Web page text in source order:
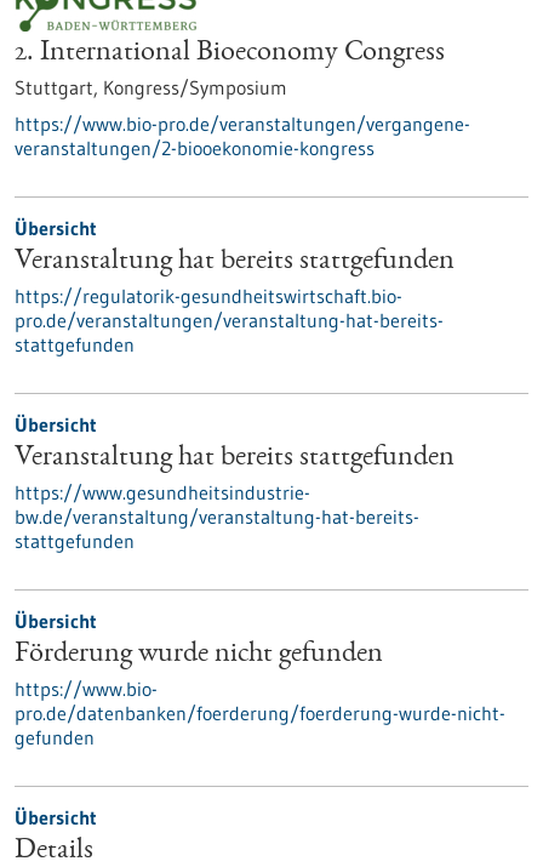
2. International Bioeconomy Congress
Stuttgart, Kongress/Symposium
https://www.bio-pro.de/veranstaltungen/vergangene-
veranstaltungen/2-biooekonomie-kongress
Übersicht
Veranstaltung hat bereits stattgefunden
https://regulatorik-gesundheitswirtschaft.bio-
pro.de/veranstaltungen/veranstaltung-hat-bereits-
stattgefunden
Übersicht
Veranstaltung hat bereits stattgefunden
https://www.gesundheitsindustrie-
bw.de/veranstaltung/veranstaltung-hat-bereits-
stattgefunden
Übersicht
Förderung wurde nicht gefunden
https://www.bio-
pro.de/datenbanken/foerderung/foerderung-wurde-nicht-
gefunden
Übersicht
Details